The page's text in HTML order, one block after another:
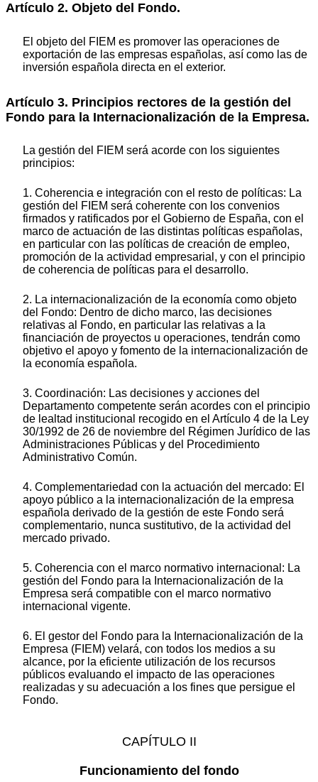
Artículo 2. Objeto del Fondo.
El objeto del FIEM es promover las operaciones de
exportación de las empresas españolas, así como las de
inversión española directa en el exterior.
Artículo 3. Principios rectores de la gestión del
Fondo para la Internacionalización de la Empresa.
La gestión del FIEM será acorde con los siguientes
principios:
1. Coherencia e integración con el resto de políticas: La
gestión del FIEM será coherente con los convenios
firmados y ratificados por el Gobierno de España, con el
marco de actuación de las distintas políticas españolas,
en particular con las políticas de creación de empleo,
promoción de la actividad empresarial, y con el principio
de coherencia de políticas para el desarrollo.
2. La internacionalización de la economía como objeto
del Fondo: Dentro de dicho marco, las decisiones
relativas al Fondo, en particular las relativas a la
financiación de proyectos u operaciones, tendrán como
objetivo el apoyo y fomento de la internacionalización de
la economía española.
3. Coordinación: Las decisiones y acciones del
Departamento competente serán acordes con el principio
de lealtad institucional recogido en el Artículo 4 de la Ley
30/1992 de 26 de noviembre del Régimen Jurídico de las
Administraciones Públicas y del Procedimiento
Administrativo Común.
4. Complementariedad con la actuación del mercado: El
apoyo público a la internacionalización de la empresa
española derivado de la gestión de este Fondo será
complementario, nunca sustitutivo, de la actividad del
mercado privado.
5. Coherencia con el marco normativo internacional: La
gestión del Fondo para la Internacionalización de la
Empresa será compatible con el marco normativo
internacional vigente.
6. El gestor del Fondo para la Internacionalización de la
Empresa (FIEM) velará, con todos los medios a su
alcance, por la eficiente utilización de los recursos
públicos evaluando el impacto de las operaciones
realizadas y su adecuación a los fines que persigue el
Fondo.
CAPÍTULO II
Funcionamiento del fondo